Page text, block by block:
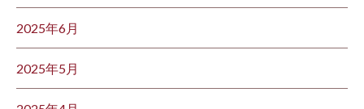
2025年6月
2025年5月